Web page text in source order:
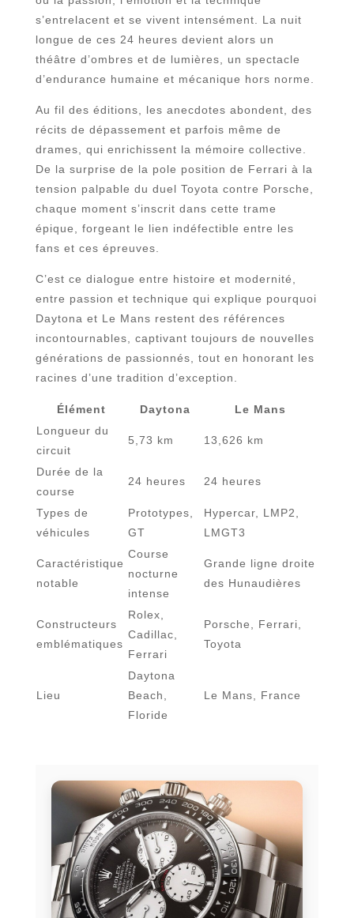
s’entrelacent et se vivent intensément. La nuit
longue de ces 24 heures devient alors un
théâtre d’ombres et de lumières, un spectacle
d’endurance humaine et mécanique hors norme.
Au fil des éditions, les anecdotes abondent, des
récits de dépassement et parfois même de
drames, qui enrichissent la mémoire collective.
De la surprise de la pole position de Ferrari à la
tension palpable du duel Toyota contre Porsche,
chaque moment s’inscrit dans cette trame
épique, forgeant le lien indéfectible entre les
fans et ces épreuves.
C’est ce dialogue entre histoire et modernité,
entre passion et technique qui explique pourquoi
Daytona et Le Mans restent des références
incontournables, captivant toujours de nouvelles
générations de passionnés, tout en honorant les
racines d’une tradition d’exception.
Élément Daytona
Le Mans
Longueur du
circuit
5,73 km 13,626 km
Durée de la
course
24 heures 24 heures
Types de
véhicules
Prototypes,
GT
Hypercar, LMP2,
LMGT3
Caractéristique
notable
Course
nocturne
intense
Grande ligne droite
des Hunaudières
Constructeurs
emblématiques
Rolex,
Cadillac,
Ferrari
Porsche, Ferrari,
Toyota
Lieu
Daytona
Beach,
Floride
Le Mans, France